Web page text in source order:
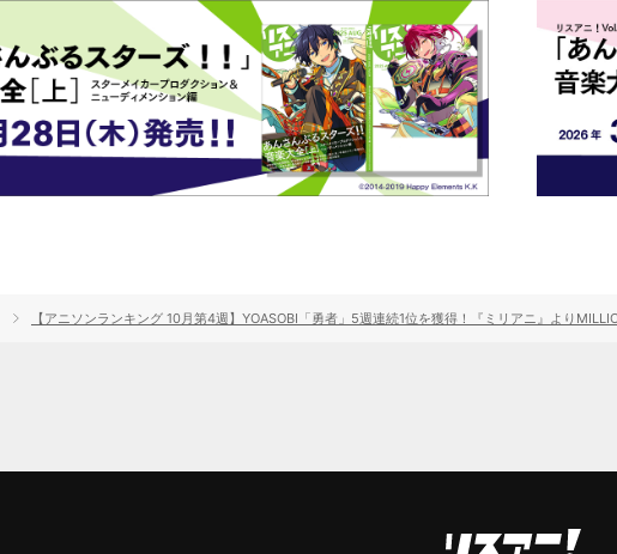
【アニソンランキング 10月第4週】YOASOBI「勇者」5週連続1位を獲得！『ミリアニ』より